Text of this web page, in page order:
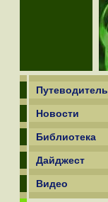
Путеводитель
Новости
Библиотека
Дайджест
Видео